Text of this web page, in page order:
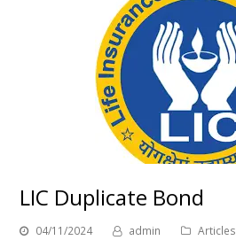
LIC Duplicate Bond
04/11/2024 admin Articles